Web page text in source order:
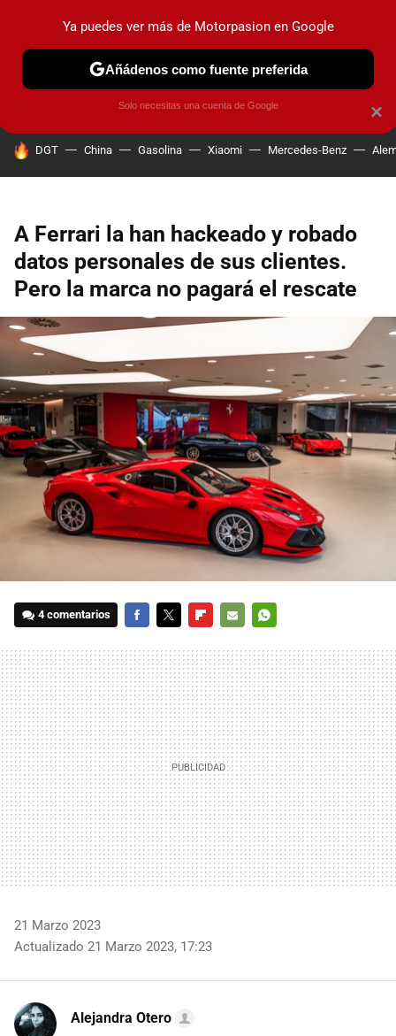
PRUEBAS COCHES ELÉCTRICOS OBSERVATORIO
HOY SE HABLA DE
DGT China Gasolina Xiaomi Mercedes-Benz
A Ferrari la han hackeado y robado
datos personales de sus clientes.
Pero la marca no pagará el rescate
4 comentarios
MAIL
21 Marzo 2023
Actualizado 21 Marzo 2023, 17:23
Alejandra Otero
×
Ya puedes ver más de Motorpasion en Google
Añádenos como fuente preferida
Solo necesitas una cuenta de Google